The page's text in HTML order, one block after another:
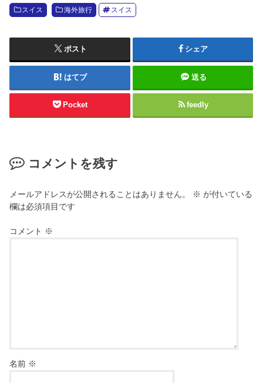
スイス 海外旅行 スイス
ポスト シェア
はてブ 送る
Pocket feedly
コメントを残す
メールアドレスが公開されることはありません。 ※ が付いている
欄は必須項目です
コメント ※
名前 ※